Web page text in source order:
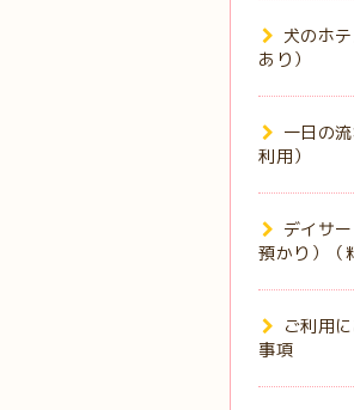
犬のホ
あり）
一日の
利用）
デイサ
預かり）（
ご利用
事項